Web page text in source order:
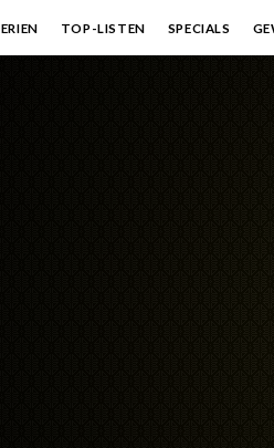
TOP-LISTEN SPECIALS